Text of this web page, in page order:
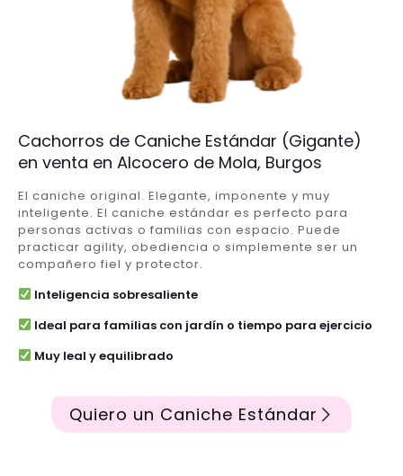
Cachorros de Caniche Estándar (Gigante)
en venta en Alcocero de Mola, Burgos
El caniche original. Elegante, imponente y muy
inteligente. El caniche estándar es perfecto para
personas activas o familias con espacio. Puede
practicar agility, obediencia o simplemente ser un
compañero fiel y protector.
Inteligencia sobresaliente
Ideal para familias con jardín o tiempo para ejercicio
Muy leal y equilibrado
Quiero un Caniche Estándar